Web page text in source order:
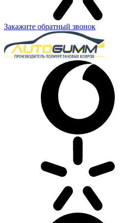
Закажите обратный звонок